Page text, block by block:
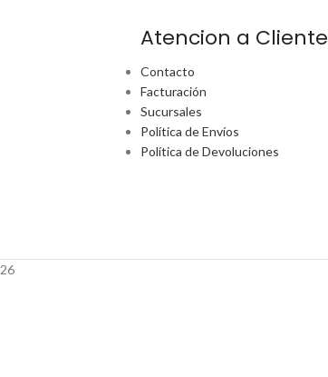
Atencion a Cliente
Contacto
Facturación
Sucursales
Política de Envíos
Política de Devoluciones